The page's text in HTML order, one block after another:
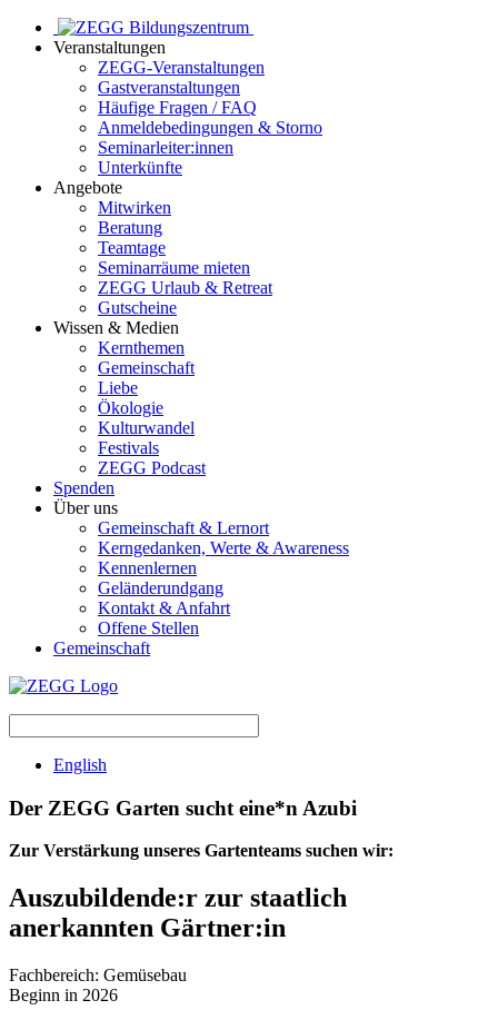
Veranstaltungen
ZEGG-Veranstaltungen
Gastveranstaltungen
Häufige Fragen / FAQ
Anmeldebedingungen & Storno
Seminarleiter:innen
Unterkünfte
Angebote
Mitwirken
Beratung
Teamtage
Seminarräume mieten
ZEGG Urlaub & Retreat
Gutscheine
Wissen & Medien
Kernthemen
Gemeinschaft
Liebe
Ökologie
Kulturwandel
Festivals
ZEGG Podcast
Spenden
Über uns
Gemeinschaft & Lernort
Kerngedanken, Werte & Awareness
Kennenlernen
Geländerundgang
Kontakt & Anfahrt
Offene Stellen
Gemeinschaft
English
Der ZEGG Garten sucht eine*n Azubi
Zur Verstärkung unseres Gartenteams suchen wir:
Auszubildende:r zur staatlich
anerkannten Gärtner:in
Fachbereich: Gemüsebau
Beginn in 2026